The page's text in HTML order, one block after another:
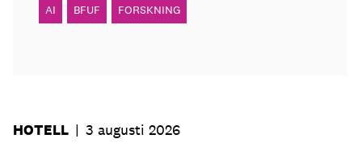
AI BFUF FORSKNING
HOTELL | 3 augusti 2026